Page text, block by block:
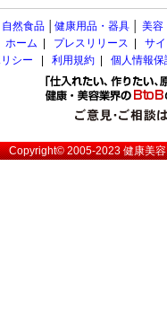
自然食品 健康用品・器具 美容
ホーム
プレスリリース
サ
シー
利用規約 個人情報
Copyright© 2005-2023健康美